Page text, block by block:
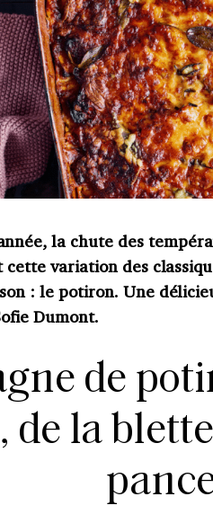
la chute des
variation des
: le potiron. Une
Dumont.
de
de la